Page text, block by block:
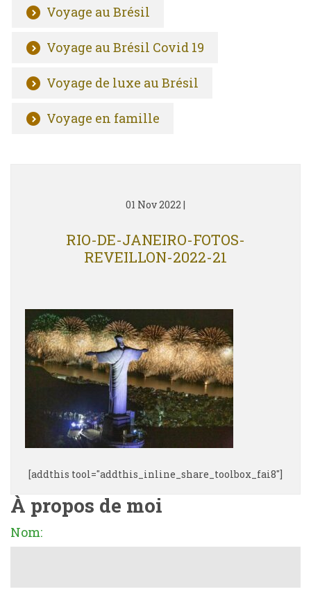
Voyage au Brésil
Voyage au Brésil Covid 19
Voyage de luxe au Brésil
Voyage en famille
01 Nov 2022 |
RIO-DE-JANEIRO-FOTOS-
REVEILLON-2022-21
[addthis tool="addthis_inline_share_toolbox_fai8"]
À propos de moi
Nom: